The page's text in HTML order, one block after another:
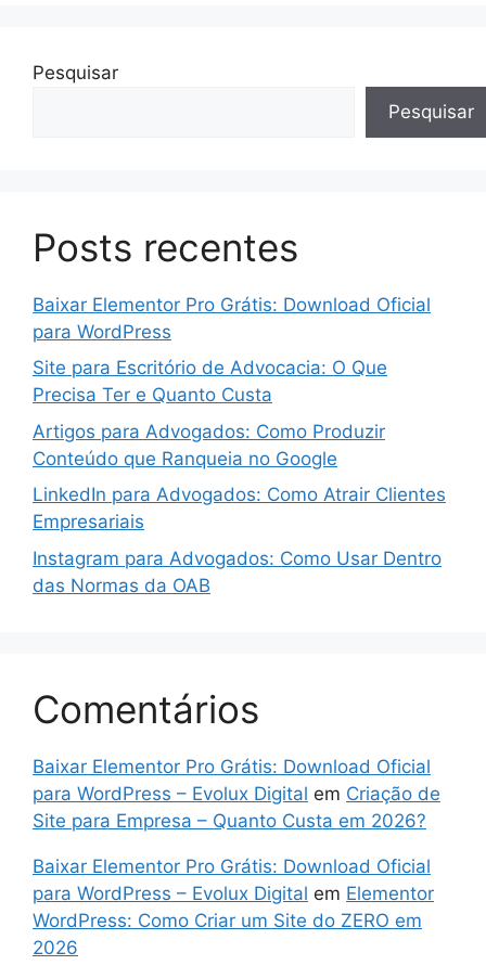
Pesquisar
Pesquisar
Posts recentes
Baixar Elementor Pro Grátis: Download Oficial
para WordPress
Site para Escritório de Advocacia: O Que
Precisa Ter e Quanto Custa
Artigos para Advogados: Como Produzir
Conteúdo que Ranqueia no Google
LinkedIn para Advogados: Como Atrair Clientes
Empresariais
Instagram para Advogados: Como Usar Dentro
das Normas da OAB
Comentários
Baixar Elementor Pro Grátis: Download Oficial
para WordPress – Evolux Digital em Criação de
Site para Empresa – Quanto Custa em 2026?
Baixar Elementor Pro Grátis: Download Oficial
para WordPress – Evolux Digital em Elementor
WordPress: Como Criar um Site do ZERO em
2026